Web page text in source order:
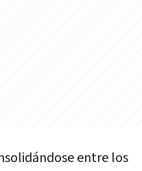
entre los